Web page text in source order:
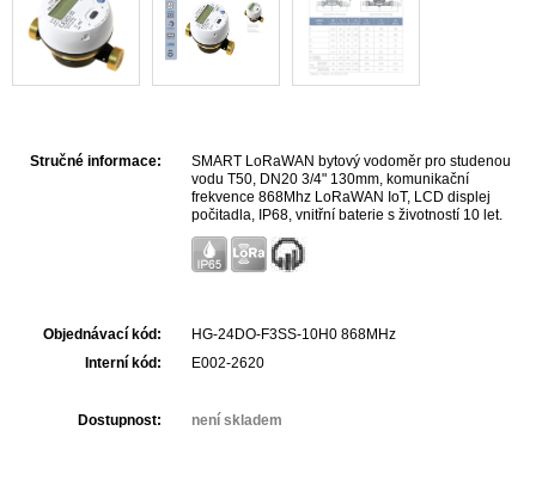
Stručné informace:
SMART LoRaWAN bytový vodoměr pro studenou
vodu T50, DN20 3/4" 130mm, komunikační
frekvence 868Mhz LoRaWAN IoT, LCD displej
počitadla, IP68, vnitřní baterie s životností 10 let.
Objednávací kód:
HG-24DO-F3SS-10H0 868MHz
Interní kód:
E002-2620
Dostupnost: není skladem